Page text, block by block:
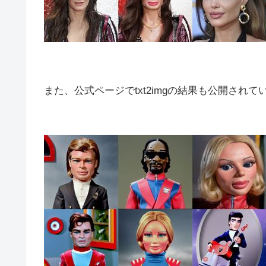
また、公式ページでtxt2imgの結果も公開されて